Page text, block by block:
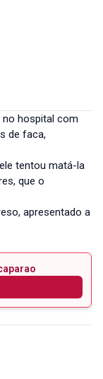
no hospital com
de faca,
tentou matá-la
que o
apresentado a